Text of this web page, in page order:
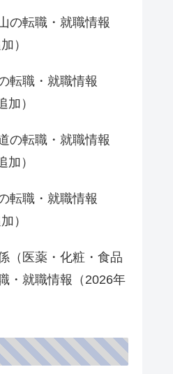
の転職・就職情報
）
転職・就職情報
加）
の転職・就職情報
加）
転職・就職情報
）
（医薬・化粧・食品
・就職情報（2026年